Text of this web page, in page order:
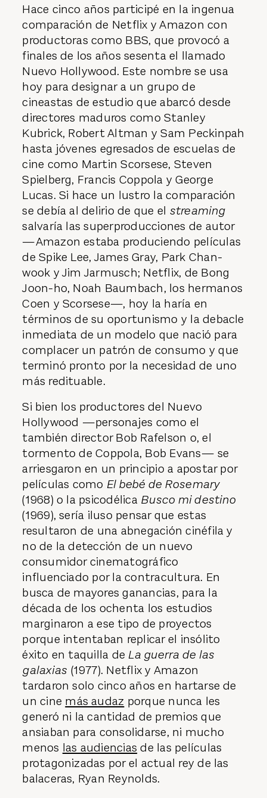
Hace cinco años participé en la ingenua
comparación de Netflix y Amazon con
productoras como BBS, que provocó a
finales de los años sesenta el llamado
Nuevo Hollywood. Este nombre se usa
hoy para designar a un grupo de
cineastas de estudio que abarcó desde
directores maduros como Stanley
Kubrick, Robert Altman y Sam Peckinpah
hasta jóvenes egresados de escuelas de
cine como Martin Scorsese, Steven
Spielberg, Francis Coppola y George
Lucas. Si hace un lustro la comparación
se debía al delirio de que el streaming
salvaría las superproducciones de autor
—Amazon estaba produciendo películas
de Spike Lee, James Gray, Park Chan-
wook y Jim Jarmusch; Netflix, de Bong
Joon-ho, Noah Baumbach, los hermanos
Coen y Scorsese—, hoy la haría en
términos de su oportunismo y la debacle
inmediata de un modelo que nació para
complacer un patrón de consumo y que
terminó pronto por la necesidad de uno
más redituable.
Si bien los productores del Nuevo
Hollywood —personajes como el
también director Bob Rafelson o, el
tormento de Coppola, Bob Evans— se
arriesgaron en un principio a apostar por
películas como El bebé de Rosemary
(1968) o la psicodélica Busco mi destino
(1969), sería iluso pensar que estas
resultaron de una abnegación cinéfila y
no de la detección de un nuevo
consumidor cinematográfico
influenciado por la contracultura. En
busca de mayores ganancias, para la
década de los ochenta los estudios
marginaron a ese tipo de proyectos
porque intentaban replicar el insólito
éxito en taquilla de La guerra de las
galaxias (1977). Netflix y Amazon
tardaron solo cinco años en hartarse de
un cine más audaz porque nunca les
generó ni la cantidad de premios que
ansiaban para consolidarse, ni mucho
menos las audiencias de las películas
protagonizadas por el actual rey de las
balaceras, Ryan Reynolds.